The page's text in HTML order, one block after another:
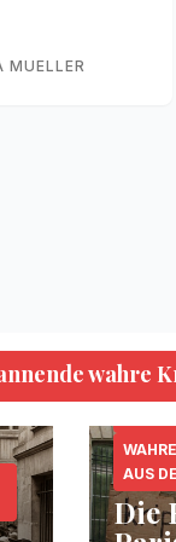
MUELLER
wahre
AUS
Die